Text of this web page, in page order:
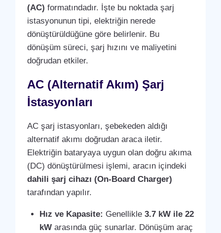
(AC) formatındadır. İşte bu noktada şarj
istasyonunun tipi, elektriğin nerede
dönüştürüldüğüne göre belirlenir. Bu
dönüşüm süreci, şarj hızını ve maliyetini
doğrudan etkiler.
AC (Alternatif Akım) Şarj
İstasyonları
AC şarj istasyonları, şebekeden aldığı
alternatif akımı doğrudan araca iletir.
Elektriğin bataryaya uygun olan doğru akıma
(DC) dönüştürülmesi işlemi, aracın içindeki
dahili şarj cihazı (On-Board Charger)
tarafından yapılır.
Hız ve Kapasite: Genellikle3.7 kW ile 22
kW arasında güç sunarlar. Dönüşüm araç